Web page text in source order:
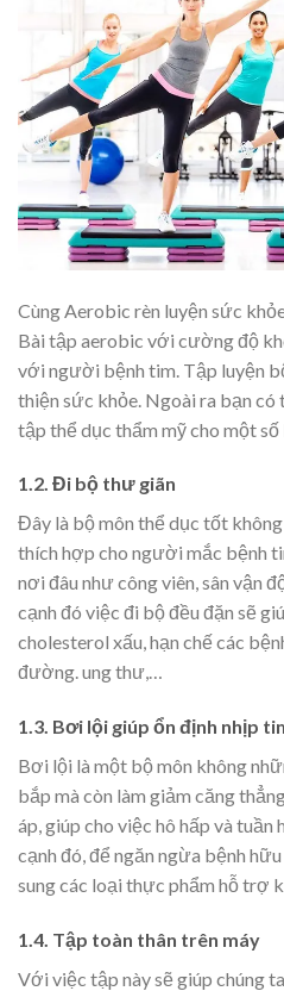
Cùng Aerobic rèn luyện sức
Bài tập aerobic với cường độ
với người bệnh tim. Tập luyện
thiện sức khỏe. Ngoài ra bạn
tập thể dục thẩm mỹ cho một số
1.2. Đi bộ thư giãn
Đây là bộ môn thể dục tốt
thích hợp cho người mắc bệnh
nơi đâu như công viên, sân vận
cạnh đó việc đi bộ đều đặn sẽ
cholesterol xấu, hạn chế các
đường. ung thư,…
1.3. Bơi lội giúp ổn định nhịp
Bơi lội là một bộ môn không
bắp mà còn làm giảm căng
áp, giúp cho việc hô hấp và tuần
cạnh đó, để ngăn ngừa bệnh
sung các loại thực phẩm hỗ trợ
1.4. Tập toàn thân trên máy
Với việc tập này sẽ giúp chúng